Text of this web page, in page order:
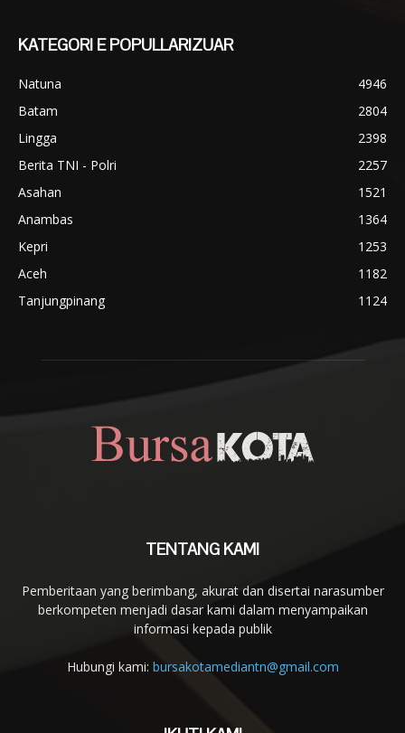
KATEGORI E POPULLARIZUAR
Natuna
4946
Batam
2804
Lingga
2398
Berita TNI - Polri
2257
Asahan
1521
Anambas
1364
Kepri
1253
Aceh
1182
Tanjungpinang
1124
TENTANG KAMI
Pemberitaan yang berimbang, akurat dan disertai narasumber
berkompeten menjadi dasar kami dalam menyampaikan
informasi kepada publik
Hubungi kami: bursakotamediantn@gmail.com